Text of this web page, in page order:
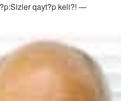
qayt?p keli?! —